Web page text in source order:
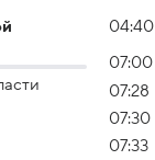
04:40
07:00
07:28
07:30
07:33